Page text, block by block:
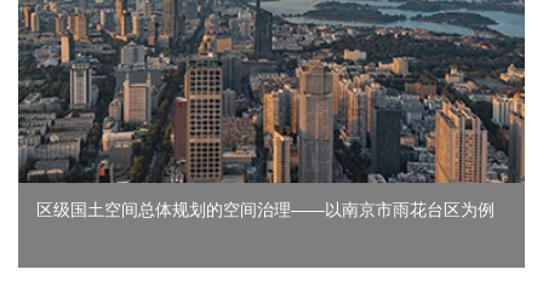
区级国土空间总体规划的空间治理——以南京市雨花台区为例